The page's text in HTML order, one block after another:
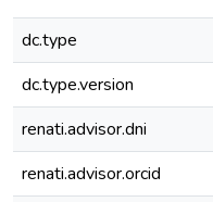
dc.type
dc.type.version
renati.advisor.dni
renati.advisor.orcid